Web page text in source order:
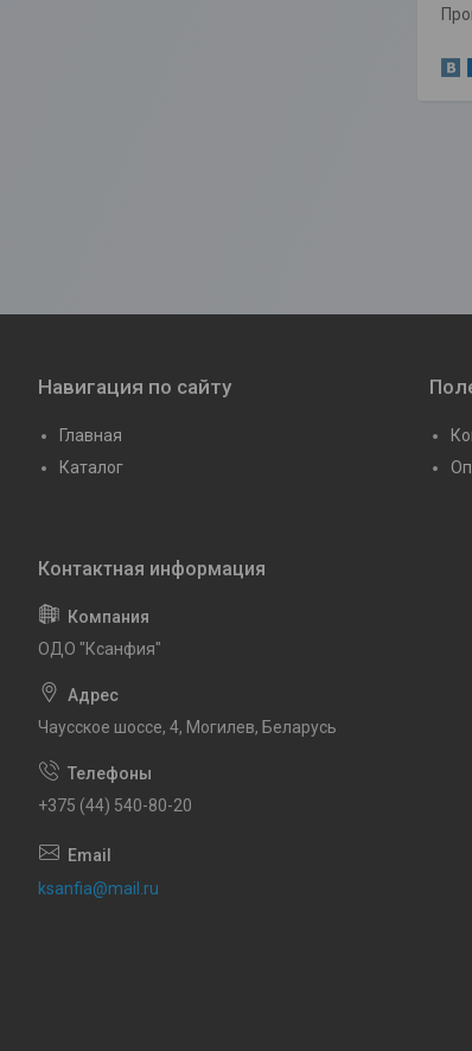
Навигация по сайту
Главная
Каталог
ОДО "Ксанфия"
Чаусское шоссе, 4, Могилев, Беларусь
+375 (44) 540-80-20
ksanfia@mail.ru